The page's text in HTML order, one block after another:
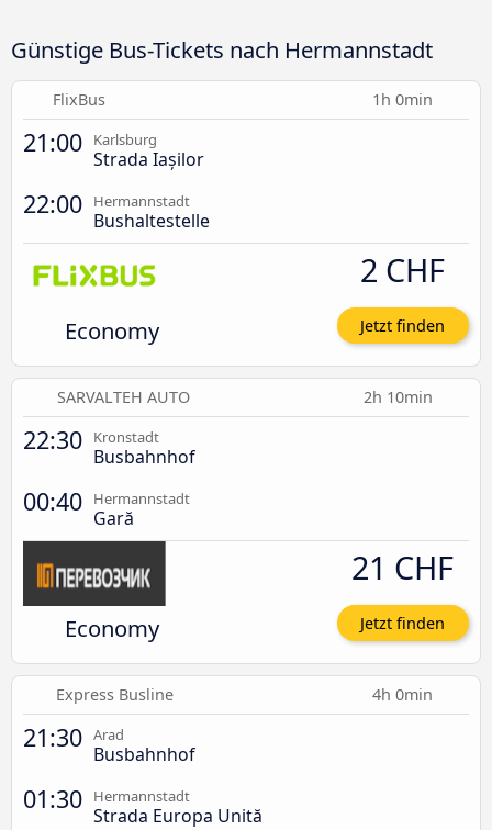
Günstige Bus-Tickets nach Hermannstadt
FlixBus 1h 0min
21:00 Karlsburg
Strada Iașilor
22:00 Hermannstadt
Bushaltestelle
Economy
2 CHF
Jetzt finden
SARVALTEH AUTO 2h 10min
22:30 Kronstadt
Busbahnhof
00:40 Hermannstadt
Gară
Economy
21 CHF
Jetzt finden
Express Busline 4h 0min
21:30 Arad
Busbahnhof
01:30 Hermannstadt
Strada Europa Unită